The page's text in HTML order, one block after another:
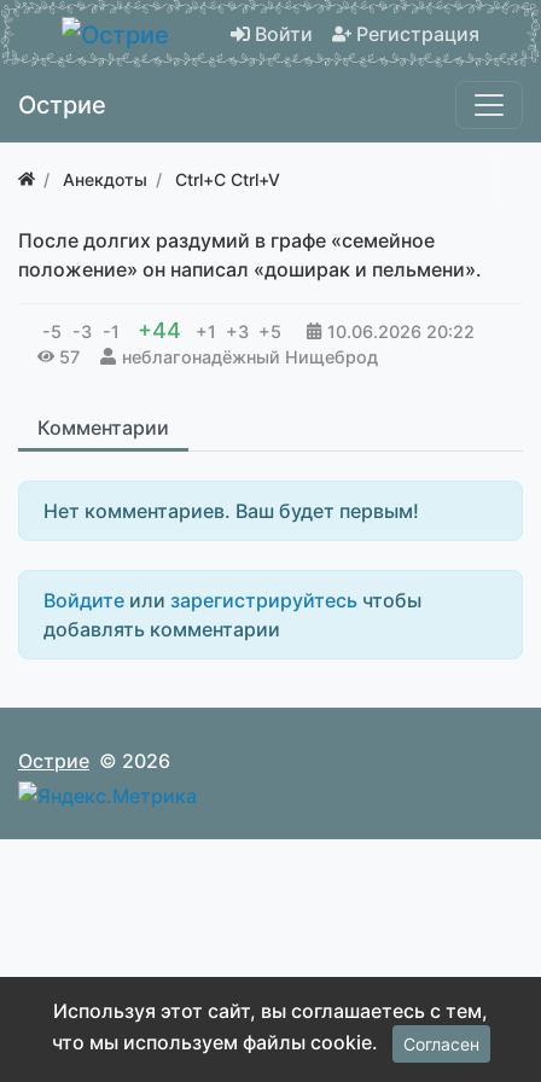
Войти Регистрация
Острие
Анекдоты Ctrl+C Ctrl+V
После долгих раздумий в графе «семейное
положение» он написал «доширак и пельмени».
-5 -3 -1 +44 +1 +3 +5 10.06.2026 20:22
57
неблагонадёжный Нищеброд
Комментарии
Нет комментариев. Ваш будет первым!
Войдите или зарегистрируйтесь чтобы
добавлять комментарии
Острие © 2026
Используя этот сайт, вы соглашаетесь с тем,
что мы используем файлы cookie.
Согласен